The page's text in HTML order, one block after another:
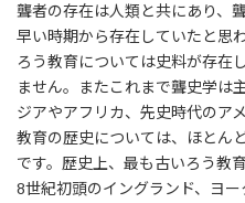
聾者の存在は人類と共にあり、
早い時期から存在していたと思
ろう教育については史料が存在
ません。またこれまで聾史学は
ジアやアフリカ、先史時代のア
教育の歴史については、ほとん
です。歴史上、最も古いろう教
8世紀初頭のイングランド、ヨ